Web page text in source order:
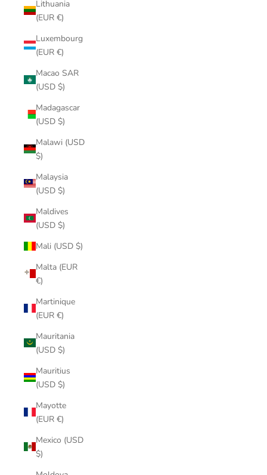
Lithuania
(EUR €)
Luxembourg
(EUR €)
Macao SAR
(USD $)
Madagascar
(USD $)
Malawi (USD
$)
Malaysia
(USD $)
Maldives
(USD $)
Mali (USD $)
Malta (EUR
€)
Martinique
(EUR €)
Mauritania
(USD $)
Mauritius
(USD $)
Mayotte
(EUR €)
Mexico (USD
$)